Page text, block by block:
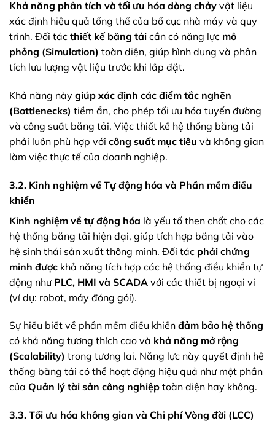
Khả năng phân tích và tối ưu hóa dòng chảy vật liệu
xác định hiệu quả tổng thể của bố cục nhà máy và quy
trình. Đối tác thiết kế băng tải cần có năng lực mô
phỏng (Simulation) toàn diện, giúp hình dung và phân
tích lưu lượng vật liệu trước khi lắp đặt.
Khả năng này giúp xác định các điểm tắc nghẽn
(Bottlenecks) tiềm ẩn, cho phép tối ưu hóa tuyến đường
và công suất băng tải. Việc thiết kế hệ thống băng tải
phải luôn phù hợp với công suất mục tiêu và không gian
làm việc thực tế của doanh nghiệp.
3.2. Kinh nghiệm về Tự động hóa và Phần mềm điều
khiển
Kinh nghiệm về tự động hóa là yếu tố then chốt cho các
hệ thống băng tải hiện đại, giúp tích hợp băng tải vào
hệ sinh thái sản xuất thông minh. Đối tác phải chứng
minh được khả năng tích hợp các hệ thống điều khiển tự
động như PLC, HMI và SCADA với các thiết bị ngoại vi
(ví dụ: robot, máy đóng gói).
Sự hiểu biết về phần mềm điều khiển đảm bảo hệ thống
có khả năng tương thích cao và khả năng mở rộng
(Scalability) trong tương lai. Năng lực này quyết định hệ
thống băng tải có thể hoạt động hiệu quả như một phần
của Quản lý tài sản công nghiệp toàn diện hay không.
3.3. Tối ưu hóa không gian và Chi phí Vòng đời (LCC)